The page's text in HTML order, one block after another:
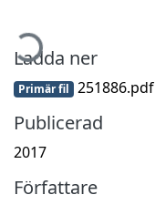
Ladda ner
Primär fil 251886.pdf
Publicerad
2017
Författare